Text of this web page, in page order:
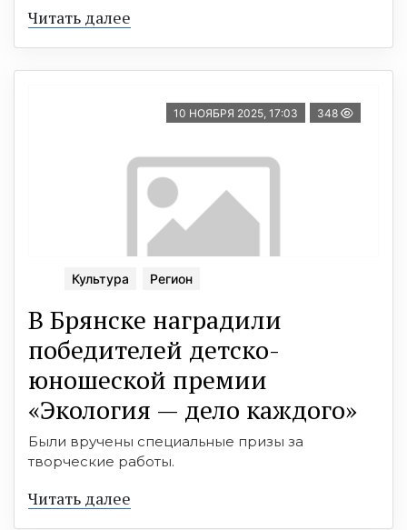
Читать далее
10 НОЯБРЯ 2025, 17:03 348
Культура Регион
В Брянске наградили
победителей детско-
юношеской премии
«Экология — дело каждого»
Были вручены специальные призы за
творческие работы.
Читать далее